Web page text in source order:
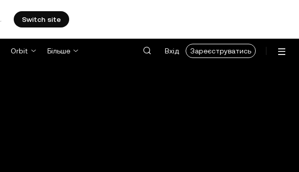
Switch site
Orbit Більше Вхід Зареєструватись